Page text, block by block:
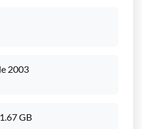
2003
1.67 GB